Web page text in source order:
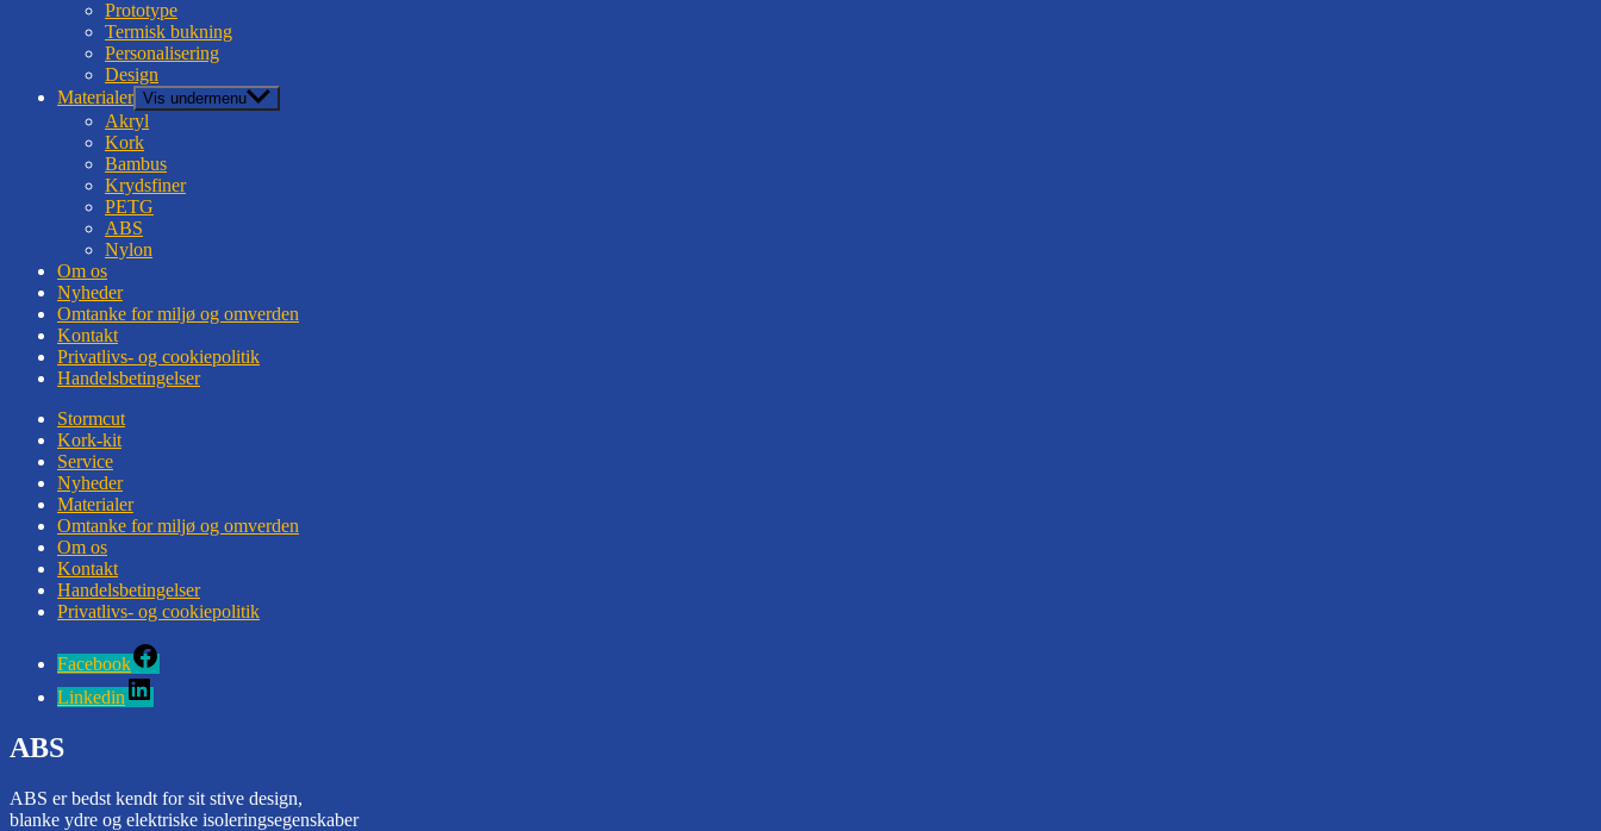
Prototype
Termisk bukning
Personalisering
Design
Materialer Vis undermenu
Akryl
Kork
Bambus
Krydsfiner
PETG
ABS
Nylon
Om os
Nyheder
Omtanke for miljø og omverden
Kontakt
Privatlivs- og cookiepolitik
Handelsbetingelser
Stormcut
Kork-kit
Service
Nyheder
Materialer
Omtanke for miljø og omverden
Om os
Kontakt
Handelsbetingelser
Privatlivs- og cookiepolitik
Facebook
Linkedin
ABS
ABS er bedst kendt for sit stive design,
blanke ydre og elektriske isoleringsegenskaber